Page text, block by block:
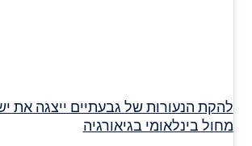
להקת הנעורות של גבעתיים ייצגה את
מחול בינלאומי בגיאורגיה